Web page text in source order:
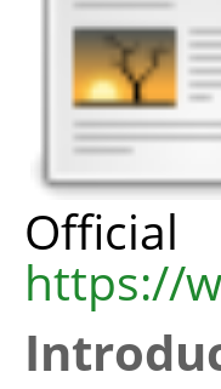
https://